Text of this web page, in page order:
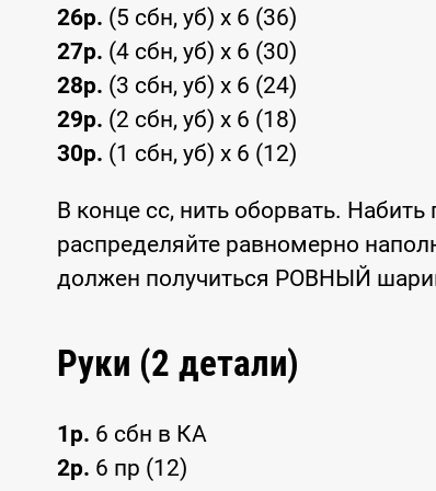
26р. (5 сбн, уб) x 6 (36)
27р. (4 сбн, уб) x 6 (30)
28р. (3 сбн, уб) x 6 (24)
29р. (2 сбн, уб) x 6 (18)
30р. (1 сбн, уб) x 6 (12)
В конце сс, нить оборвать.
распределяйте равномерно
должен получиться РОВНЫЙ
Руки (2 детали)
1р. 6 сбн в КА
2р. 6 пр (12)